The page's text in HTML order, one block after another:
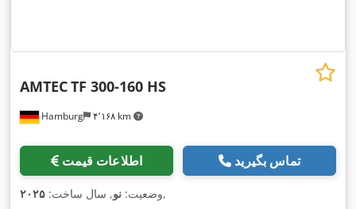
Hamburg ۴٬۱۶۸ km
AMTECTF 300-160 HS
اطلاعات قیمت تماس بگیرید
وضعیت: نو, سال ساخت: ۲۰۲۵ ,